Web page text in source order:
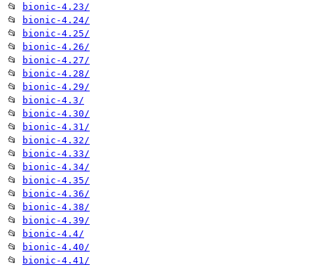
📂
bionic-4.23/
📂
bionic-4.24/
📂
bionic-4.25/
📂
bionic-4.26/
📂
bionic-4.27/
📂
bionic-4.28/
📂
bionic-4.29/
📂
bionic-4.3/
📂
bionic-4.30/
📂
bionic-4.31/
📂
bionic-4.32/
📂
bionic-4.33/
📂
bionic-4.34/
📂
bionic-4.35/
📂
bionic-4.36/
📂
bionic-4.38/
📂
bionic-4.39/
📂
bionic-4.4/
📂
bionic-4.40/
📂
bionic-4.41/